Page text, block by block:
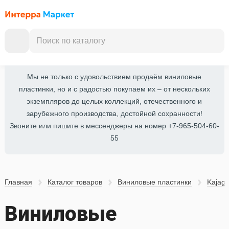
Мы не только с удовольствием продаём виниловые
пластинки, но и с радостью покупаем их – от нескольких
экземпляров до целых коллекций, отечественного и
зарубежного производства, достойной сохранности!
Звоните или пишите в мессенджеры на номер +7-965-504-60-
55
Главная Каталог товаров Виниловые пластинки
Виниловые